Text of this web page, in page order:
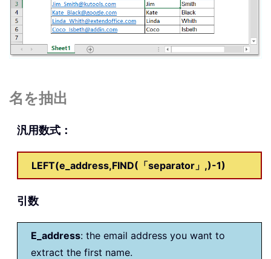
名を抽出
汎用数式：
LEFT(e_address,FIND(「separator」,)-1)
引数
E_address: the email address you want to
extract the first name.